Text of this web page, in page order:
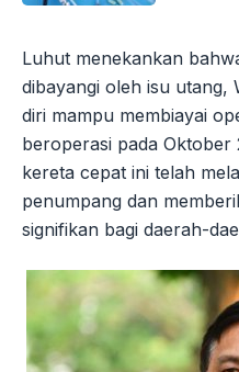
Luhut menekankan
dibayangi oleh isu utang,
diri mampu membiayai
beroperasi pada Oktober
kereta cepat ini telah
penumpang dan
signifikan bagi daerah-